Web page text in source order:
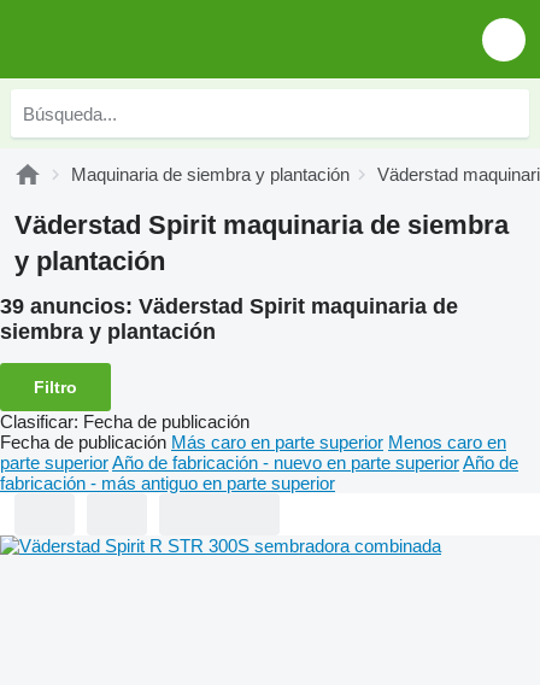
Maquinaria de siembra y plantación Väderstad
Väderstad Spirit maquinaria de siembra
y plantación
39 anuncios: Väderstad Spirit maquinaria de
siembra y plantación
Filtro
Clasificar: Fecha de publicación
Fecha de publicación Más caro en parte superior Menos caro en
parte superiorAño de fabricación - nuevo en parte superiorAño de
fabricación - más antiguo en parte superior